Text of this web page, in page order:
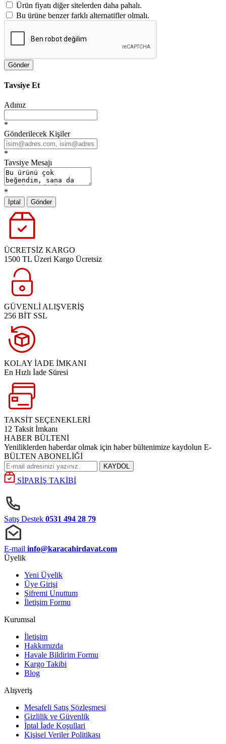
Ürün fiyatı diğer sitelerden daha pahalı.
Bu ürüne benzer farklı alternatifler olmalı.
Gönder
Tavsiye Et
Adınız
*
Gönderilecek Kişiler
*
Tavsiye Mesajı
*
İptal Gönder
ÜCRETSİZ KARGO
1500 TL Üzeri Kargo Ücretsiz
GÜVENLİ ALIŞVERİŞ
256 BİT SSL
KOLAY İADE İMKANI
En Hızlı İade Süresi
TAKSİT SEÇENEKLERİ
12 Taksit İmkanı
HABER BÜLTENİ
Yeniliklerden haberdar olmak için haber bültenimize kaydolun E-
BÜLTEN ABONELİĞİ
KAYDOL
SİPARİŞ TAKİBİ
Satış Destek 0531 494 28 79
E-mail info@karacahirdavat.com
Üyelik
Yeni Üyelik
Üye Girişi
Şifremi Unuttum
İletişim Formu
Kurumsal
İletişim
Hakkımızda
Havale Bildirim Formu
Kargo Takibi
Blog
Alışveriş
Mesafeli Satış Sözleşmesi
Gizlilik ve Güvenlik
İptal İade Koşullari
Kişisel Veriler Politikası